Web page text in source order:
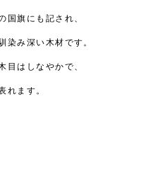
国旗にも記され、
染み深い木材です。
目はしなやかで、
れます。